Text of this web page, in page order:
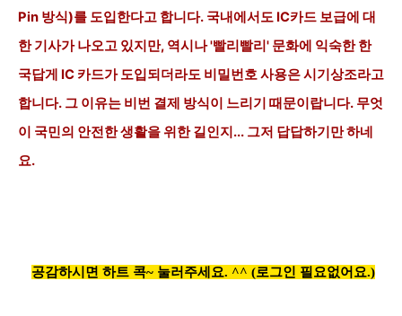
Pin 방식)를 도입한다고 합니다. 국내에서도 IC카드 보급에 대
한 기사가 나오고 있지만, 역시나 '빨리빨리' 문화에 익숙한 한
국답게 IC 카드가 도입되더라도 비밀번호 사용은 시기상조라고
합니다. 그 이유는 비번 결제 방식이 느리기 때문이랍니다. 무엇
이 국민의 안전한 생활을 위한 길인지... 그저 답답하기만 하네
요.
공감하시면 하트 콕~ 눌러주세요. ^^ (로그인 필요없어요.)